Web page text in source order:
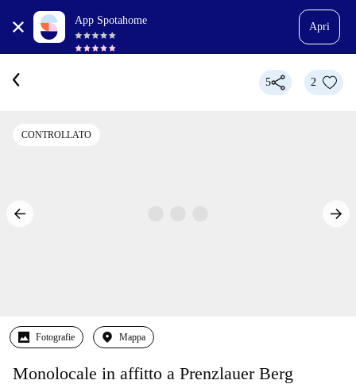
App Spotahome
Apri
5 2
CONTROLLATO
Fotografie Mappa
Monolocale in affitto a Prenzlauer Berg